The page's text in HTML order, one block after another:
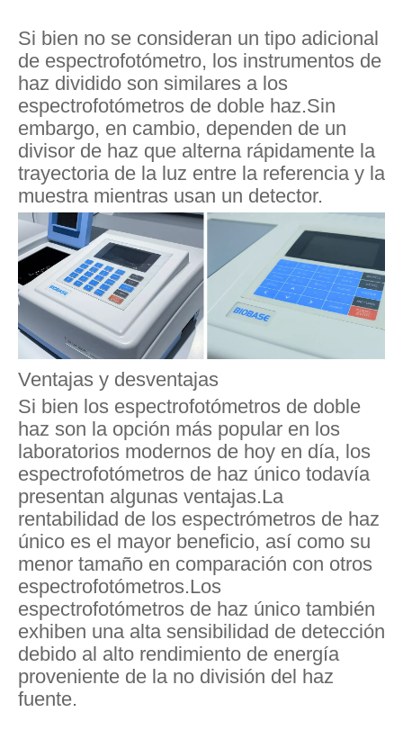
Si bien no se consideran un tipo adicional
de espectrofotómetro, los instrumentos de
haz dividido son similares a los
espectrofotómetros de doble haz.Sin
embargo, en cambio, dependen de un
divisor de haz que alterna rápidamente la
trayectoria de la luz entre la referencia y la
muestra mientras usan un detector.
Ventajas y desventajas
Si bien los espectrofotómetros de doble
haz son la opción más popular en los
laboratorios modernos de hoy en día, los
espectrofotómetros de haz único todavía
presentan algunas ventajas.La
rentabilidad de los espectrómetros de haz
único es el mayor beneficio, así como su
menor tamaño en comparación con otros
espectrofotómetros.Los
espectrofotómetros de haz único también
exhiben una alta sensibilidad de detección
debido al alto rendimiento de energía
proveniente de la no división del haz
fuente.